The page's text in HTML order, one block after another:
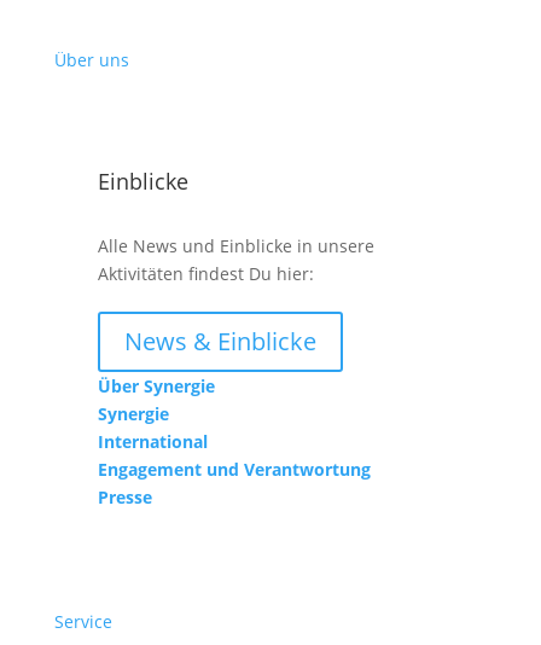
Über uns
Einblicke
Alle News und Einblicke in unsere
Aktivitäten findest Du hier:
News & Einblicke
Über Synergie
Synergie
International
Engagement und Verantwortung
Presse
Service